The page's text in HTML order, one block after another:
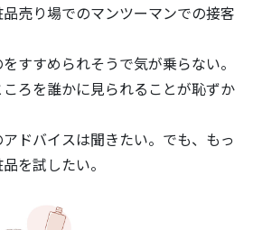
売り場でのマンツーマンでの接客
すすめられそうで気が乗らない。
ろを誰かに見られることが恥ずか
ドバイスは聞きたい。でも、もっ
を試したい。